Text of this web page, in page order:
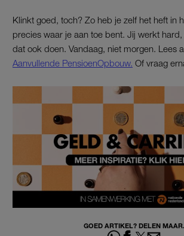
Klinkt goed, toch? Zo heb je zelf het heft in
precies waar je aan toe bent. Jij werkt
dat ook doen. Vandaag, niet morgen. Lees
Aanvullende PensioenOpbouw. Of vraag
GOED ARTIKEL? DELEN MAAR.